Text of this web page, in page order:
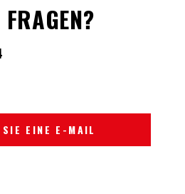
SIE EINE E-MAIL